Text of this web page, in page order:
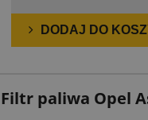
DODAJ DO
Filtr paliwa Opel